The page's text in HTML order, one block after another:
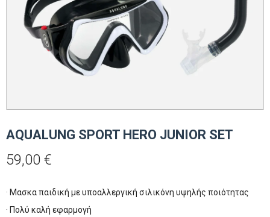
AQUALUNG SPORT HERO JUNIOR SET
59,00 €
· Μασκα παιδική με υποαλλεργική σιλικόνη υψηλής ποιότητας
· Πολύ καλή εφαρμογή